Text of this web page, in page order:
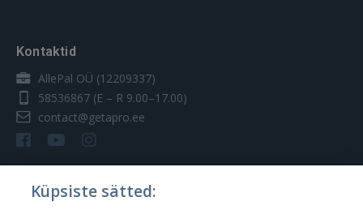
Kontaktid
AllePal OÜ (12209337)
58536867 (E – R 9.00–17.00)
contact@getapro.ee
Küpsiste sätted: